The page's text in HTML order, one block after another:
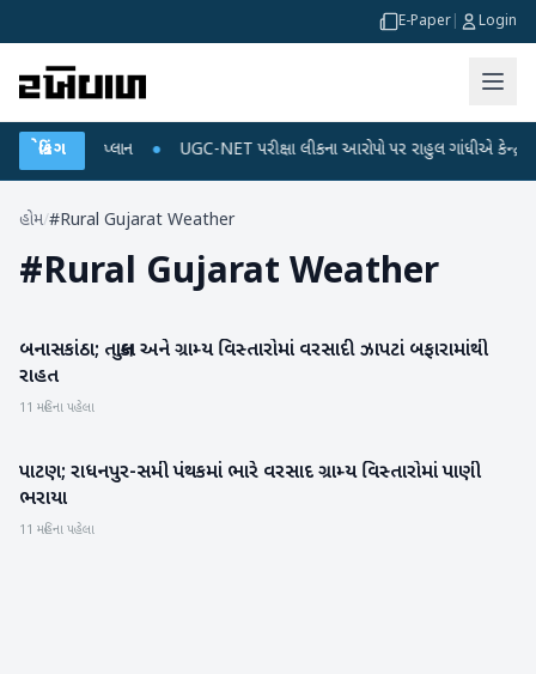
E-Paper Login
બ્રેકિંગ
અને ડેટા પ્લાન UGC-NET પરીક્ષા લીકના આરોપો પર રાહુલ ગાંધીએ કેન્દ્ર પર
હોમ/#Rural Gujarat Weather
#Rural Gujarat Weather
બનાસકાંઠા
બનાસકાંઠા; તાલુકા અને ગ્રામ્ય વિસ્તારોમાં વરસાદી ઝાપટાં બફારામાંથી
રાહત
11 મહિના પહેલા
પાટણ
પાટણ; રાધનપુર-સમી પંથકમાં ભારે વરસાદ ગ્રામ્ય વિસ્તારોમાં પાણી
ભરાયા
11 મહિના પહેલા